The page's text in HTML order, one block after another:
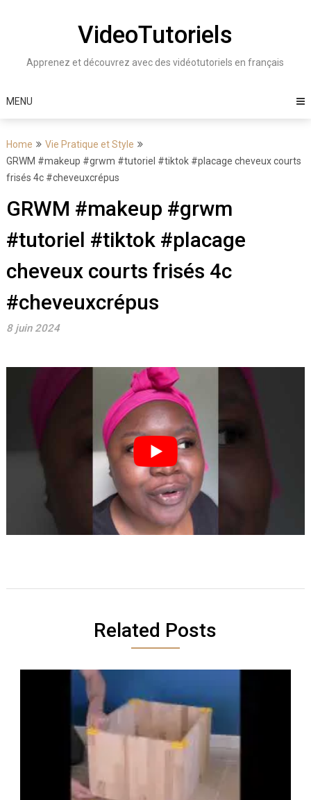
VideoTutoriels
Apprenez et découvrez avec des vidéotutoriels en français
MENU
Home
Vie Pratique et Style
GRWM #makeup #grwm #tutoriel #tiktok #placage cheveux courts
frisés 4c #cheveuxcrépus
GRWM #makeup #grwm
#tutoriel #tiktok #placage
cheveux courts frisés 4c
#cheveuxcrépus
8 juin 2024
Related Posts